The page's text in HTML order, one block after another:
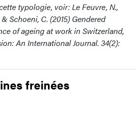
typologie, voir: Le Feuvre, N.,
Schoeni, C. (2015) Gendered
of ageing at work in Switzerland,
An International Journal. 34(2):
freinées